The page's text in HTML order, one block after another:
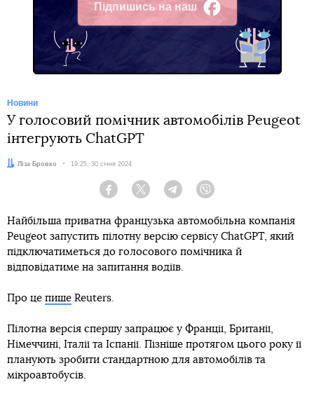
Підпишись на наш
Facebook
Новини
У голосовий помічник автомобілів Peugeot
інтегрують ChatGPT
Автор:
Ліза Бровко Дата:
19:25, 30 січня 2024
Facebook Twitter Telegram
Найбільша приватна французька автомобільна компанія
Peugeot запустить пілотну версію сервісу ChatGPT, який
підключатиметься до голосового помічника й
відповідатиме на запитання водіїв.
Про це пише Reuters.
Пілотна версія спершу запрацює у Франції, Британії,
Німеччині, Італії та Іспанії. Пізніше протягом цього року її
планують зробити стандартною для автомобілів та
мікроавтобусів.